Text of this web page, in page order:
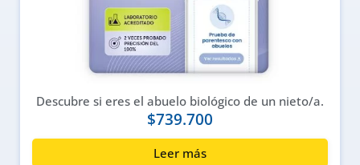
Descubre si eres el abuelo biológico de un nieto/a.
$739.700
Leer más